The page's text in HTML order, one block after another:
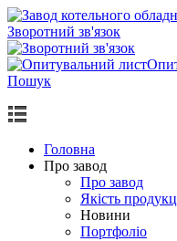
Зворотний зв'язок
Пошук
Головна
Про завод
Про завод
Якість
Новини
Портфоліо